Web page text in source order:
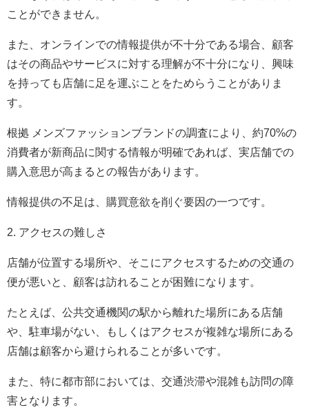
ことができません。
また、オンラインでの情報提供が不十分である場合、顧客
はその商品やサービスに対する理解が不十分になり、興味
を持っても店舗に足を運ぶことをためらうことがありま
す。
根拠 メンズファッションブランドの調査により、約70%の
消費者が新商品に関する情報が明確であれば、実店舗での
購入意思が高まるとの報告があります。
情報提供の不足は、購買意欲を削ぐ要因の一つです。
2. アクセスの難しさ
店舗が位置する場所や、そこにアクセスするための交通の
便が悪いと、顧客は訪れることが困難になります。
たとえば、公共交通機関の駅から離れた場所にある店舗
や、駐車場がない、もしくはアクセスが複雑な場所にある
店舗は顧客から避けられることが多いです。
また、特に都市部においては、交通渋滞や混雑も訪問の障
害となります。